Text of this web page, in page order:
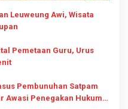
Leuweung Awi, Wisata
Pemetaan Guru, Urus
Pembunuhan Satpam
Awasi Penegakan Hukum